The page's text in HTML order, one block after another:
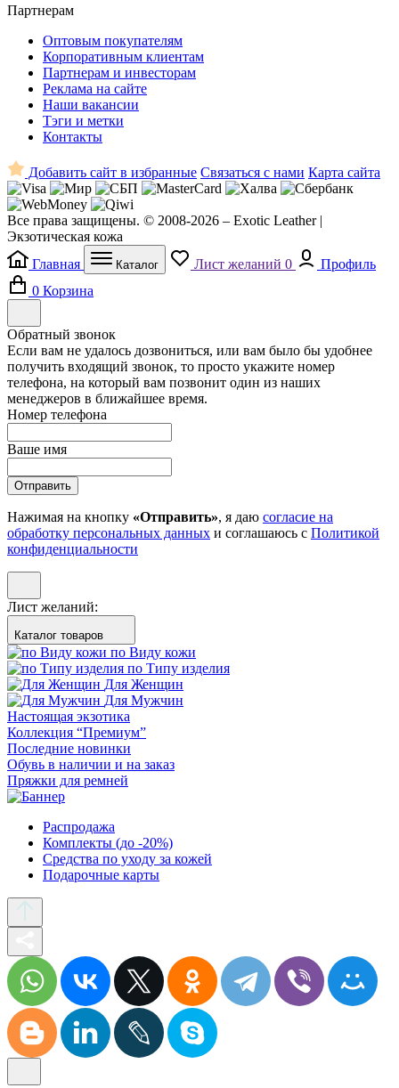
Партнерам
Оптовым покупателям
Корпоративным клиентам
Партнерам и инвесторам
Реклама на сайте
Наши вакансии
Тэги и метки
Контакты
Добавить сайт в избранные Связаться с нами Карта сайта
Все права защищены. © 2008-2026 – Exotic Leather |
Экзотическая кожа
Главная
Каталог Лист желаний 0
Профиль
0 Корзина
Обратный звонок
Если вам не удалось дозвониться, или вам было бы удобнее
получить входящий звонок, то просто укажите номер
телефона, на который вам позвонит один из наших
менеджеров в ближайшее время.
Номер телефона
Ваше имя
Отправить
Нажимая на кнопку «Отправить», я даю согласие на
обработку персональных данных и соглашаюсь с Политикой
конфиденциальности
Лист желаний:
Каталог товаров
по Виду кожи
по Типу изделия
Для Женщин
Для Мужчин
Настоящая экзотика
Коллекция “Премиум”
Последние новинки
Обувь в наличии и на заказ
Пряжки для ремней
Распродажа
Комплекты (до -20%)
Средства по уходу за кожей
Подарочные карты